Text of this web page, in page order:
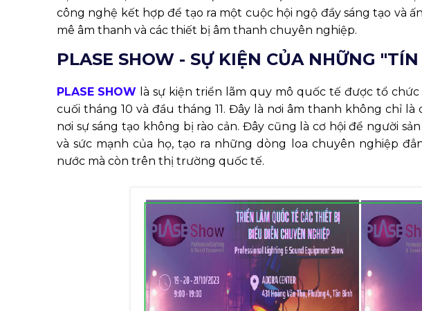
công nghệ kết hợp để tạo ra một cuộc hội ngộ đầy sáng tạo và
mê âm thanh và các thiết bị âm thanh chuyên nghiệp.
PLASE SHOW - SỰ KIỆN CỦA NHỮNG
PLASE SHOW là sự kiện triển lãm quy mô quốc tế được tổ
cuối tháng 10 và đầu tháng 11. Đây là nơi âm thanh không chỉ
nơi sự sáng tạo không bị rào cản. Đây cũng là cơ hội để người
và sức mạnh của họ, tạo ra những dòng loa chuyên nghiệp
nước mà còn trên thị trường quốc tế.